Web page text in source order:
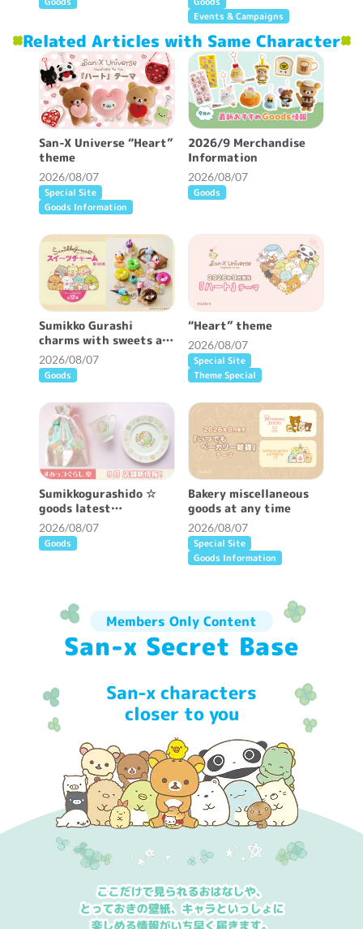
Events & Campaigns
Related Articles with Same Character
San-X Universe “Heart”
theme
2026/08/07
Special Site
Goods Information
2026/9 Merchandise
Information
2026/08/07
Goods
Sumikko Gurashi
charms with sweets are
now available ♪
2026/08/07
Goods
“Heart” theme
2026/08/07
Special Site
Theme Special
Sumikkogurashido ☆
goods latest
information ♪
2026/08/07
Goods
Bakery miscellaneous
goods at any time
2026/08/07
Special Site
Goods Information
Members Only Content
San-x Secret Base
San-x characters
closer to you